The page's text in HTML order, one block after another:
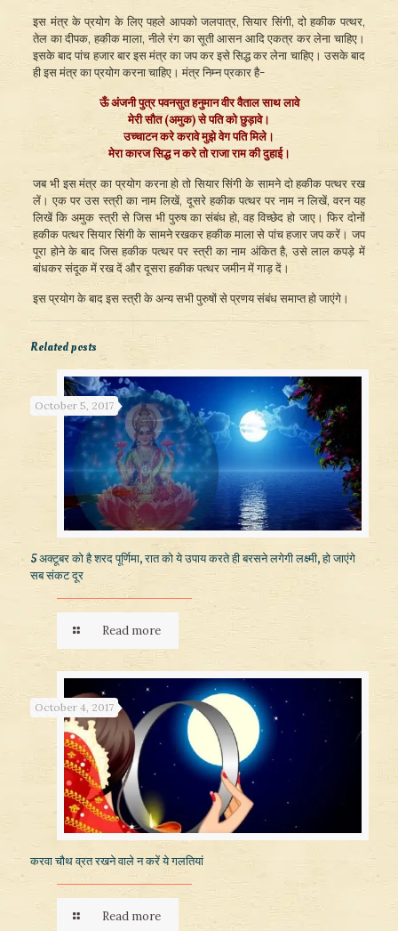
इस मंत्र के प्रयोग के लिए पहले आपको जलपात्र, सियार सिंगी, दो हकीक पत्थर,
तेल का दीपक, हकीक माला, नीले रंग का सूती आसन आदि एकत्र कर लेना चाहिए।
इसके बाद पांच हजार बार इस मंत्र का जप कर इसे सिद्ध कर लेना चाहिए। उसके बाद
ही इस मंत्र का प्रयोग करना चाहिए। मंत्र निम्न प्रकार है-
ऊँ अंजनी पुत्र पवनसुत हनुमान वीर वैताल साथ लावे
मेरी सौत (अमुक) से पति को छुड़ावे।
उच्चाटन करे करावे मुझे वेग पति मिले।
मेरा कारज सिद्ध न करे तो राजा राम की दुहाई।
जब भी इस मंत्र का प्रयोग करना हो तो सियार सिंगी के सामने दो हकीक पत्थर रख
लें। एक पर उस स्त्री का नाम लिखें, दूसरे हकीक पत्थर पर नाम न लिखें, वरन यह
लिखें कि अमुक स्त्री से जिस भी पुरुष का संबंध हो, वह विच्छेद हो जाए। फिर दोनों
हकीक पत्थर सियार सिंगी के सामने रखकर हकीक माला से पांच हजार जप करें। जप
पूरा होने के बाद जिस हकीक पत्थर पर स्त्री का नाम अंकित है, उसे लाल कपड़े में
बांधकर संदूक में रख दें और दूसरा हकीक पत्थर जमीन में गाड़ दें।
इस प्रयोग के बाद इस स्त्री के अन्य सभी पुरुषों से प्रणय संबंध समाप्त हो जाएंगे।
Related posts
October 5, 2017
5 अक्टूबर को है शरद पूर्णिमा, रात को ये उपाय करते ही बरसने लगेगी लक्ष्मी, हो जाएंगे
सब संकट दूर
Read more
October 4, 2017
करवा चौथ व्रत रखने वाले न करें ये गलतियां
Read more